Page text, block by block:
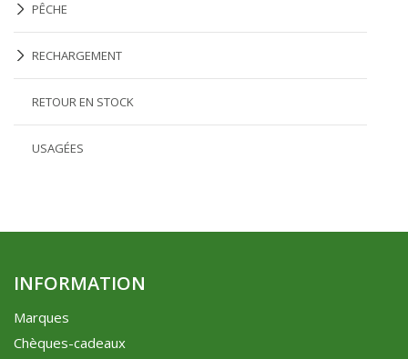
PÊCHE
RECHARGEMENT
RETOUR EN STOCK
USAGÉES
INFORMATION
Marques
Chèques-cadeaux